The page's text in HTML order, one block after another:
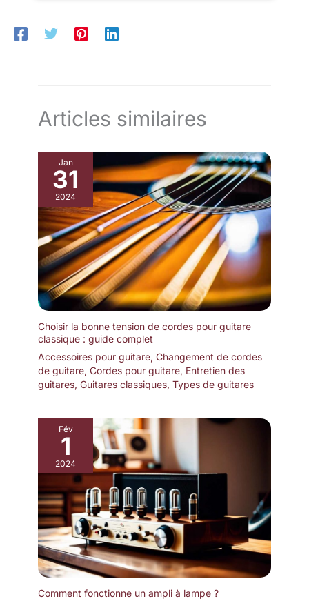
de manière unique avec des breloques Jibbitz
Articles similaires
Jan
31
2024
Choisir la bonne tension de cordes pour guitare
classique : guide complet
Accessoires pour guitare, Changement de cordes
de guitare, Cordes pour guitare, Entretien des
guitares, Guitares classiques, Types de guitares
Fév
1
2024
Comment fonctionne un ampli à lampe ?